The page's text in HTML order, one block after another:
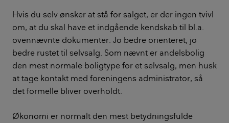
Hvis du selv ønsker at stå for salget, er der ingen tvivl
om, at du skal have et indgående kendskab til bl.a.
ovennævnte dokumenter. Jo bedre orienteret, jo
bedre rustet til selvsalg. Som nævnt er andelsbolig
den mest normale boligtype for et selvsalg, men husk
at tage kontakt med foreningens administrator, så
det formelle bliver overholdt.
Økonomi er normalt den mest betydningsfulde